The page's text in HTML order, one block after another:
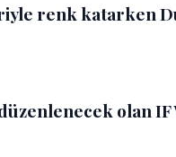
renk katarken
olan